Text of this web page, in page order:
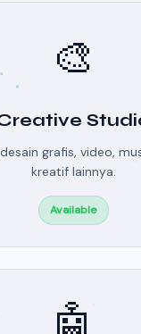
🎨
grafis, video,
kreatif lainnya.
Available